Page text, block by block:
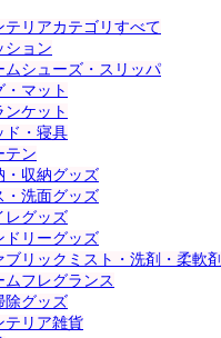
テリアカテゴリすべて
ション
ムシューズ・スリッパ
・マット
ンケット
ド・寝具
テン
・収納グッズ
・洗面グッズ
レグッズ
ドリーグッズ
ブリックミスト・洗剤・柔軟剤
ムフレグランス
除グッズ
テリア雑貨